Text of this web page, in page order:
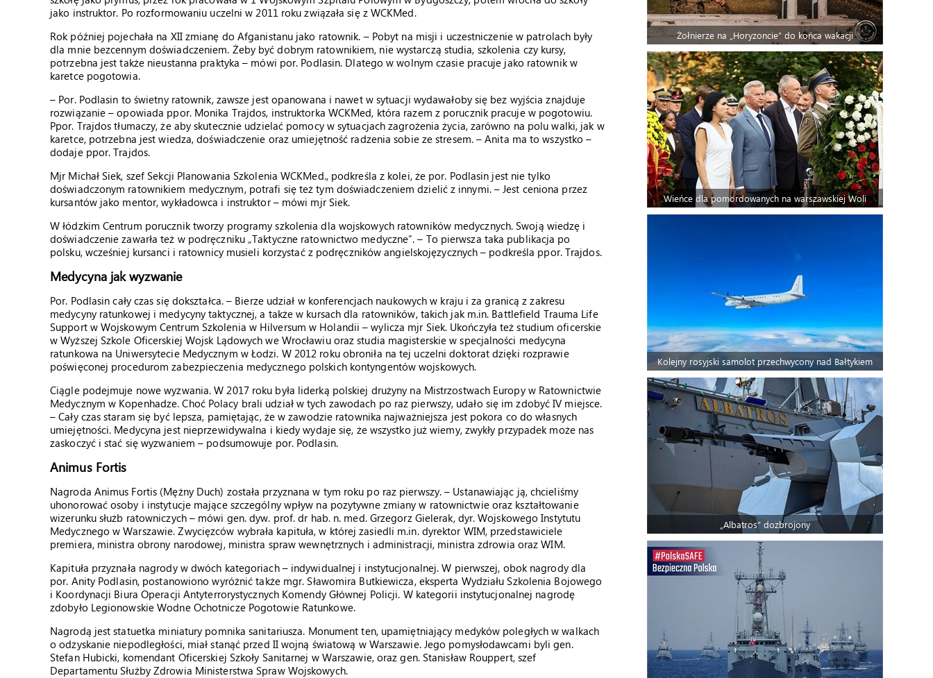
jako instruktor. Po rozformowaniu uczelni w 2011 roku związała się z WCKMed.
Rok później pojechała na XII zmianę do Afganistanu jako ratownik. – Pobyt na misji i uczestniczenie w patrolach były
dla mnie bezcennym doświadczeniem. Żeby być dobrym ratownikiem, nie wystarczą studia, szkolenia czy kursy,
potrzebna jest także nieustanna praktyka – mówi por. Podlasin. Dlatego w wolnym czasie pracuje jako ratownik w
karetce pogotowia.
– Por. Podlasin to świetny ratownik, zawsze jest opanowana i nawet w sytuacji wydawałoby się bez wyjścia znajduje
rozwiązanie – opowiada ppor. Monika Trajdos, instruktorka WCKMed, która razem z porucznik pracuje w pogotowiu.
Ppor. Trajdos tłumaczy, że aby skutecznie udzielać pomocy w sytuacjach zagrożenia życia, zarówno na polu walki, jak w
karetce, potrzebna jest wiedza, doświadczenie oraz umiejętność radzenia sobie ze stresem. – Anita ma to wszystko –
dodaje ppor. Trajdos.
Mjr Michał Siek, szef Sekcji Planowania Szkolenia WCKMed., podkreśla z kolei, że por. Podlasin jest nie tylko
doświadczonym ratownikiem medycznym, potrafi się też tym doświadczeniem dzielić z innymi. – Jest ceniona przez
kursantów jako mentor, wykładowca i instruktor – mówi mjr Siek.
W łódzkim Centrum porucznik tworzy programy szkolenia dla wojskowych ratowników medycznych. Swoją wiedzę i
doświadczenie zawarła też w podręczniku „Taktyczne ratownictwo medyczne”. – To pierwsza taka publikacja po
polsku, wcześniej kursanci i ratownicy musieli korzystać z podręczników angielskojęzycznych – podkreśla ppor. Trajdos.
Medycyna jak wyzwanie
Por. Podlasin cały czas się dokształca. – Bierze udział w konferencjach naukowych w kraju i za granicą z zakresu
medycyny ratunkowej i medycyny taktycznej, a także w kursach dla ratowników, takich jak m.in. Battlefield Trauma Life
Support w Wojskowym Centrum Szkolenia w Hilversum w Holandii – wylicza mjr Siek. Ukończyła też studium oficerskie
w Wyższej Szkole Oficerskiej Wojsk Lądowych we Wrocławiu oraz studia magisterskie w specjalności medycyna
ratunkowa na Uniwersytecie Medycznym w Łodzi. W 2012 roku obroniła na tej uczelni doktorat dzięki rozprawie
poświęconej procedurom zabezpieczenia medycznego polskich kontyngentów wojskowych.
Ciągle podejmuje nowe wyzwania. W 2017 roku była liderką polskiej drużyny na Mistrzostwach Europy w Ratownictwie
Medycznym w Kopenhadze. Choć Polacy brali udział w tych zawodach po raz pierwszy, udało się im zdobyć IV miejsce.
– Cały czas staram się być lepsza, pamiętając, że w zawodzie ratownika najważniejsza jest pokora co do własnych
umiejętności. Medycyna jest nieprzewidywalna i kiedy wydaje się, że wszystko już wiemy, zwykły przypadek może nas
zaskoczyć i stać się wyzwaniem – podsumowuje por. Podlasin.
Animus Fortis
Nagroda Animus Fortis (Mężny Duch) została przyznana w tym roku po raz pierwszy. – Ustanawiając ją, chcieliśmy
uhonorować osoby i instytucje mające szczególny wpływ na pozytywne zmiany w ratownictwie oraz kształtowanie
wizerunku służb ratowniczych – mówi gen. dyw. prof. dr hab. n. med. Grzegorz Gielerak, dyr. Wojskowego Instytutu
Medycznego w Warszawie. Zwycięzców wybrała kapituła, w której zasiedli m.in. dyrektor WIM, przedstawiciele
premiera, ministra obrony narodowej, ministra spraw wewnętrznych i administracji, ministra zdrowia oraz WIM.
Kapituła przyznała nagrody w dwóch kategoriach – indywidualnej i instytucjonalnej. W pierwszej, obok nagrody dla
por. Anity Podlasin, postanowiono wyróżnić także mgr. Sławomira Butkiewicza, eksperta Wydziału Szkolenia Bojowego
i Koordynacji Biura Operacji Antyterrorystycznych Komendy Głównej Policji. W kategorii instytucjonalnej nagrodę
zdobyło Legionowskie Wodne Ochotnicze Pogotowie Ratunkowe.
Nagrodą jest statuetka miniatury pomnika sanitariusza. Monument ten, upamiętniający medyków poległych w walkach
o odzyskanie niepodległości, miał stanąć przed II wojną światową w Warszawie. Jego pomysłodawcami byli gen.
Stefan Hubicki, komendant Oficerskiej Szkoły Sanitarnej w Warszawie, oraz gen. Stanisław Rouppert, szef
Departamentu Służby Zdrowia Ministerstwa Spraw Wojskowych.
Żołnierze na „Horyzoncie” do końca wakacji
Wieńce dla pomordowanych na warszawskiej Woli
Kolejny rosyjski samolot przechwycony nad Bałtykiem
„Albatros” dozbrojony